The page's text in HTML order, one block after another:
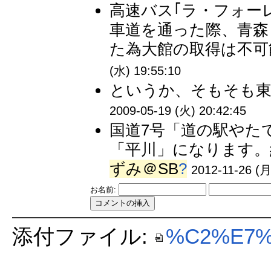
高速バス｢ラ・フォー
車道を通った際、青
た為大館の取得は不
(水) 19:55:10
というか、そもそも
2009-05-19 (火) 20:42:45
国道7号「道の駅やた
「平川」になります
ずみ＠SB? 2012-11-26 (
お名前:
添付ファイル: